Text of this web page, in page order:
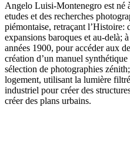
Angelo Luisi-Montenegro est né
etudes et des recherches
piémontaise, retraçant l’Histoire:
expansions baroques et au-delà;
années 1900, pour accéder aux
création d’un manuel
sélection de photographies
logement, utilisant la lumière
industriel pour créer des
créer des plans urbains.